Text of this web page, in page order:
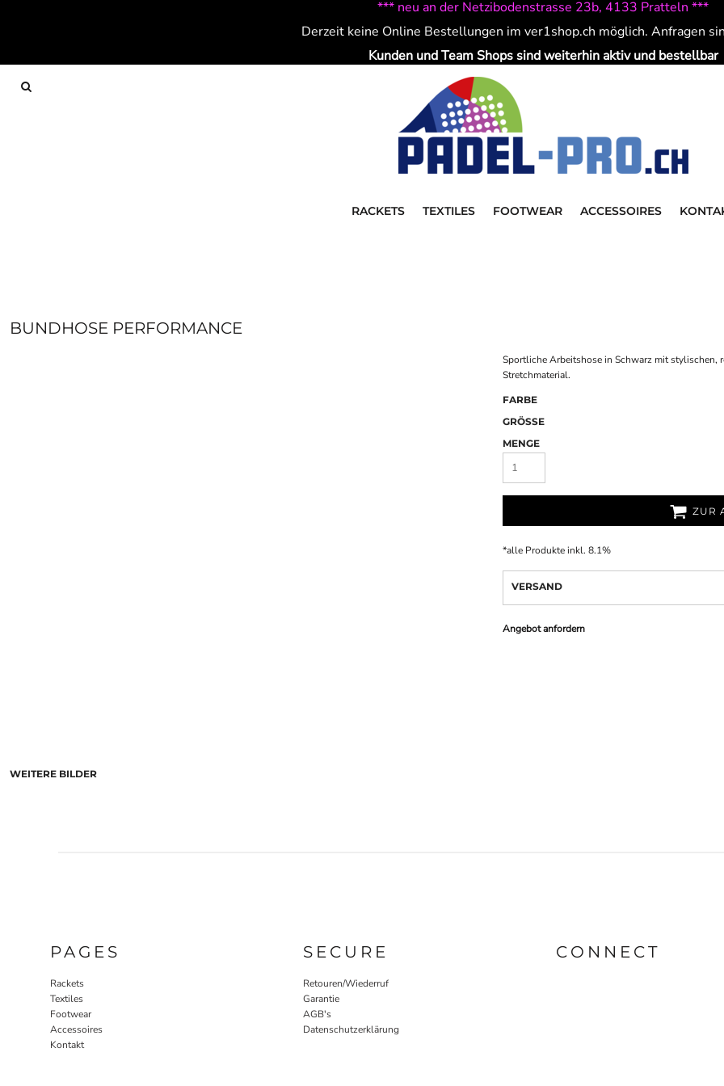
*** neu an der Netzibodenstrasse 23b, 4133 Pratteln ***
Derzeit keine Online Bestellungen im ver1shop.ch möglich. Anfragen
Kunden und Team Shops sind weiterhin aktiv und bestellbar
RACKETS TEXTILES FOOTWEAR ACCESSOIRES
BUNDHOSE PERFORMANCE
WEITERE BILDER
Sportliche Arbeitshose in Schwarz mit stylischen,
Stretchmaterial.
FARBE
GRÖSSE
MENGE
ZUR
*alle Produkte inkl. 8.1%
VERSAND
Angebot anfordern
PAGES
Rackets
Textiles
Footwear
Accessoires
Kontakt
SECURE
Retouren/Wiederruf
Garantie
AGB's
Datenschutzerklärung
CONNECT
FOOTWEAR